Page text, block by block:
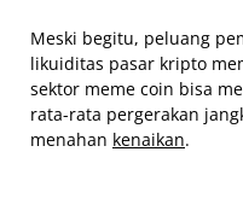
Meski begitu, peluang
likuiditas pasar kripto
sektor meme coin bisa
rata-rata pergerakan
menahan kenaikan.